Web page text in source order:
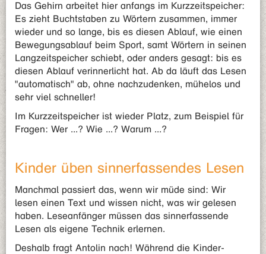
Das Gehirn arbeitet hier anfangs im Kurzzeitspeicher:
Es zieht Buchtstaben zu Wörtern zusammen, immer
wieder und so lange, bis es diesen Ablauf, wie einen
Bewegungsablauf beim Sport, samt Wörtern in seinen
Langzeitspeicher schiebt, oder anders gesagt: bis es
diesen Ablauf verinnerlicht hat. Ab da läuft das Lesen
"automatisch" ab, ohne nachzudenken, mühelos und
sehr viel schneller!
Im Kurzzeitspeicher ist wieder Platz, zum Beispiel für
Fragen: Wer ...? Wie ...? Warum ...?
Kinder üben sinnerfassendes Lesen
Manchmal passiert das, wenn wir müde sind: Wir
lesen einen Text und wissen nicht, was wir gelesen
haben. Leseanfänger müssen das sinnerfassende
Lesen als eigene Technik erlernen.
Deshalb fragt Antolin nach! Während die Kinder-